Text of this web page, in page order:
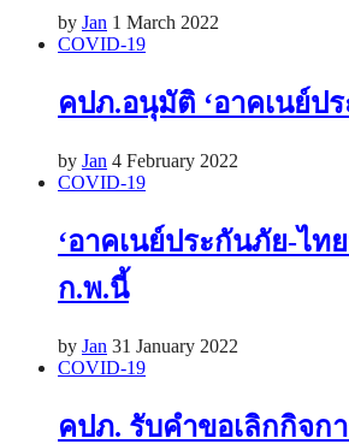
by Jan 1 March 2022
COVID-19
คปภ.อนุมัติ ‘อาคเนย์ป
by Jan 4 February 2022
COVID-19
‘อาคเนย์ประกันภัย-ไท
ก.พ.นี้
by Jan 31 January 2022
COVID-19
คปภ. รับคำขอเลิกกิจก